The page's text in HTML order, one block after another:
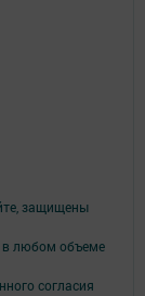
защищены
в любом объеме
согласия